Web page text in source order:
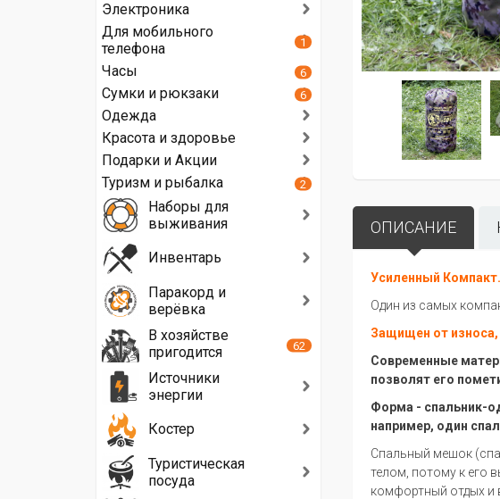
ОПИСАНИЕ
Усиленный
Один из самых
Защищен от
Современные
позволят его
Форма - спальник-
например, один
Спальный мешок
телом, потому к его
комфортный отдых и
Электроника
Для мобильного
телефона
1
Часы 6
Сумки и рюкзаки 6
Одежда
Красота и здоровье
Подарки и Акции
Туризм и рыбалка
2
Наборы для
выживания
Инвентарь
Паракорд и
верёвка
В хозяйстве
пригодится
62
Источники
энергии
Костер
Туристическая
посуда